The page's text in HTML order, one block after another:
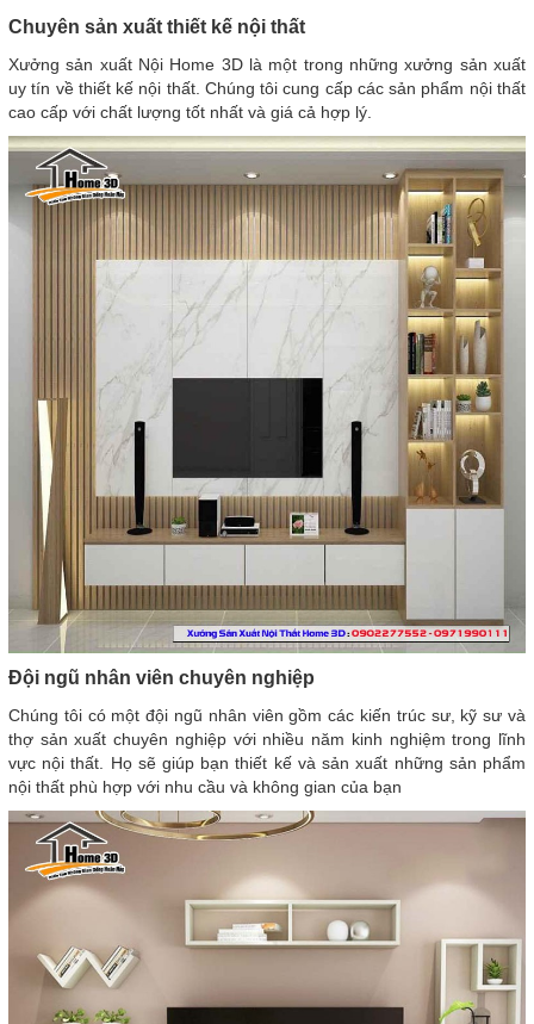
Chuyên sản xuất thiết kế nội thất
Xưởng sản xuất Nội Home 3D là một trong những xưởng sản xuất
uy tín về thiết kế nội thất. Chúng tôi cung cấp các sản phẩm nội thất
cao cấp với chất lượng tốt nhất và giá cả hợp lý.
Đội ngũ nhân viên chuyên nghiệp
Chúng tôi có một đội ngũ nhân viên gồm các kiến trúc sư, kỹ sư và
thợ sản xuất chuyên nghiệp với nhiều năm kinh nghiệm trong lĩnh
vực nội thất. Họ sẽ giúp bạn thiết kế và sản xuất những sản phẩm
nội thất phù hợp với nhu cầu và không gian của bạn